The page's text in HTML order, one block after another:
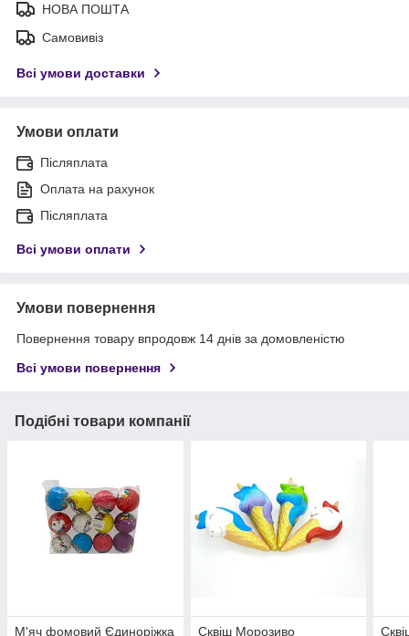
НОВА ПОШТА
Самовивіз
Всі умови доставки
Умови оплати
Післяплата
Оплата на рахунок
Післяплата
Всі умови оплати
Умови повернення
Повернення товару впродовж 14 днів за домовленістю
Всі умови повернення
Подібні товари компанії
М'яч фомовий Єдиноріжка Сквіш Морозиво